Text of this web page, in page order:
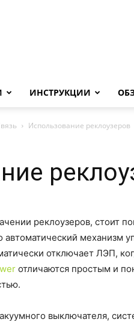
ИНСТРУКЦИИ
Использование реклоузеров
реклоузеров, стоит
механизм
отключает ЛЭП,
отличаются простым и
выключателя,